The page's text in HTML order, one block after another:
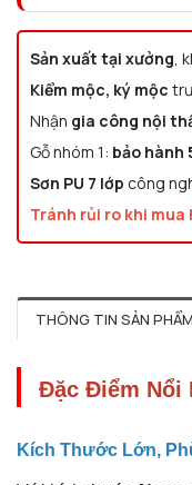
Sản xuất tại xưởng ,
Kiểm mộc, ký mộc
Nhận gia công nội
Gỗ nhóm 1: bảo hành
Sơn PU 7 lớp công
Tránh rủi ro khi mua
THÔNG TIN SẢN PHẨM
Đặc Điểm Nổi
Kích Thước Lớn,